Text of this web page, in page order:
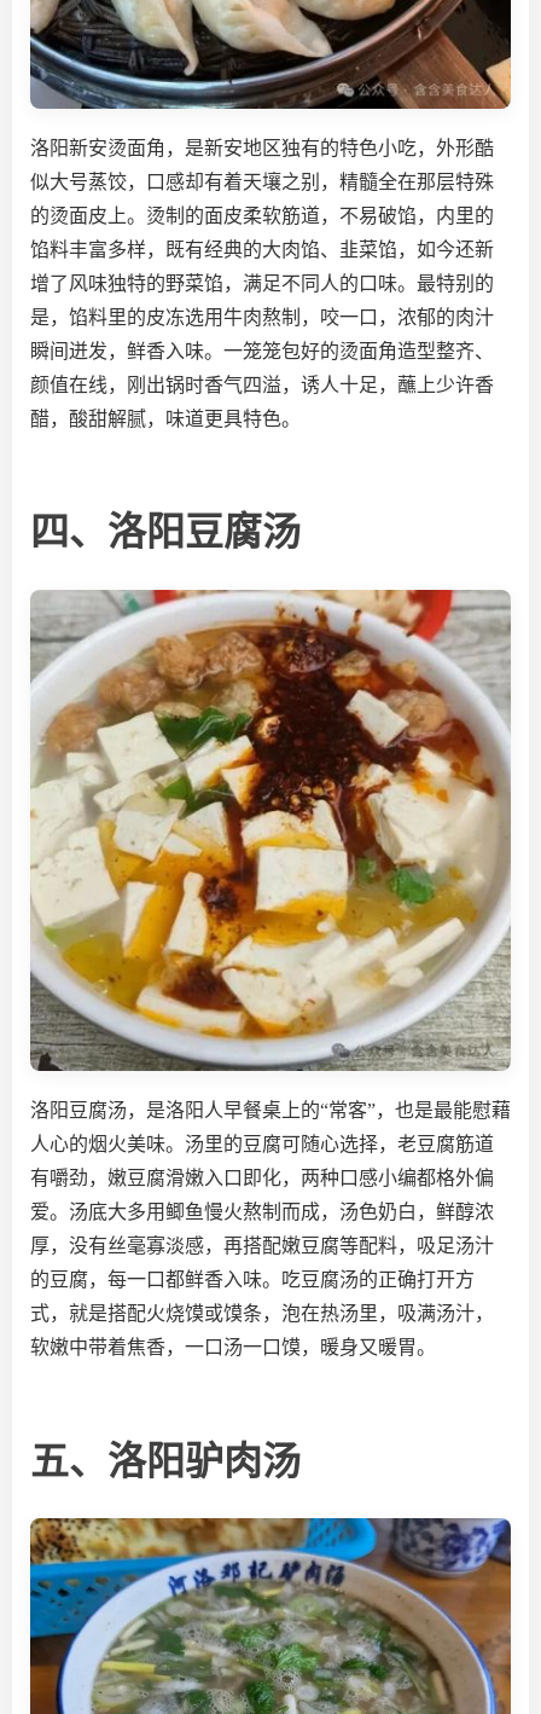
洛阳新安烫面角 ，是新安地区独有的特色小吃，外形酷
似大号蒸饺，口感却有着天壤之别，精髓全在那层特殊
的烫面皮上。烫制的面皮柔软筋道，不易破馅，内里的
馅料丰富多样，既有经典的大肉馅、韭菜馅，如今还新
增了风味独特的野菜馅，满足不同人的口味。最特别的
是，馅料里的皮冻选用牛肉熬制，咬一口，浓郁的肉汁
瞬间迸发，鲜香入味。一笼笼包好的烫面角造型整齐、
颜值在线，刚出锅时香气四溢，诱人十足，蘸上少许香
醋，酸甜解腻，味道更具特色。
四、洛阳豆腐汤
洛阳豆腐汤，是洛阳人早餐桌上的“常客”，也是最能慰藉
人心的烟火美味。汤里的豆腐可随心选择，老豆腐筋道
有嚼劲，嫩豆腐滑嫩入口即化，两种口感小编都格外偏
爱。汤底大多用鲫鱼慢火熬制而成，汤色奶白，鲜醇浓
厚，没有丝毫寡淡感，再搭配嫩豆腐等配料，吸足汤汁
的豆腐，每一口都鲜香入味。吃豆腐汤的正确打开方
式，就是搭配火烧馍或馍条，泡在热汤里，吸满汤汁，
软嫩中带着焦香，一口汤一口馍，暖身又暖胃。
五、洛阳驴肉汤